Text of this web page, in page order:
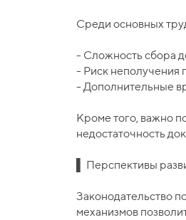
Среди основных
- Сложность сбора
- Риск неполучения
- Дополнительные
Кроме того, важно
недостаточность
▌ Перспективы
Законодательство
механизмов